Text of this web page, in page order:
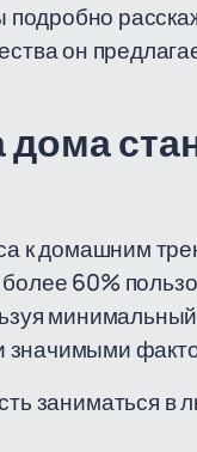
он
дома
к домашним
60%
значимыми
заниматься в